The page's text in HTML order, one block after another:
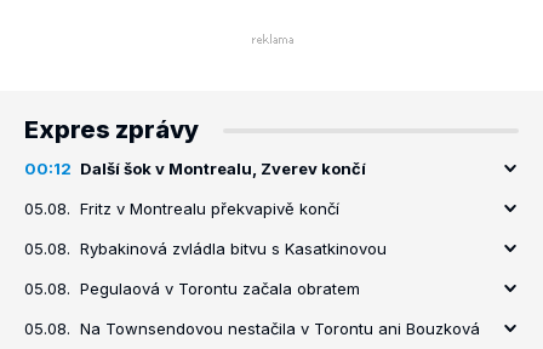
Expres zprávy
00:12 Další šok v Montrealu, Zverev končí
05.08. Fritz v Montrealu překvapivě končí
05.08. Rybakinová zvládla bitvu s Kasatkinovou
05.08. Pegulaová v Torontu začala obratem
05.08. Na Townsendovou nestačila v Torontu ani Bouzková